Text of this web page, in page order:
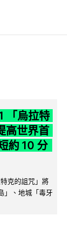
「烏拉特
高世界首
約 10 分
克的詛咒」將
」、地城「毒牙